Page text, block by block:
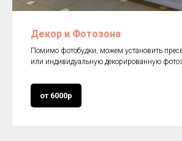
Декор и Фотозона
Помимо фотобудки, можем установить
или индивидуальную декорированную
от 6000р